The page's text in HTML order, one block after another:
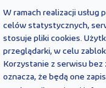
informacyjny i są
powinny być
aktualnie
porady prawnej,
PFR Portal PPK sp. z
W ramach realizacji usług
celów statystycznych,
stosuje pliki cookies.
przeglądarki, w celu
Korzystanie z serwisu
oznacza, że będą one